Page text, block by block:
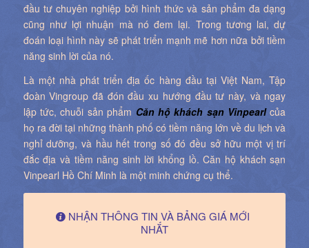
đầu tư chuyên nghiệp bởi hình thức và sản phẩm đa dạng
cũng như lợi nhuận mà nó đem lại. Trong tương lai, dự
đoán loại hình này sẽ phát triển mạnh mẽ hơn nữa bởi tiềm
năng sinh lời của nó.
Là một nhà phát triển địa ốc hàng đầu tại Việt Nam, Tập
đoàn Vingroup đã đón đầu xu hướng đầu tư này, và ngay
lập tức, chuỗi sản phẩm Căn hộ khách sạn Vinpearlcủa
họ ra đời tại những thành phố có tiềm năng lớn về du lịch và
nghỉ dưỡng, và hầu hết trong số đó đều sở hữu một vị trí
đắc địa và tiềm năng sinh lời khổng lồ. Căn hộ khách sạn
Vinpearl Hồ Chí Minh là một minh chứng cụ thể.
NHẬN THÔNG TIN VÀ BẢNG GIÁ MỚI
NHẮT